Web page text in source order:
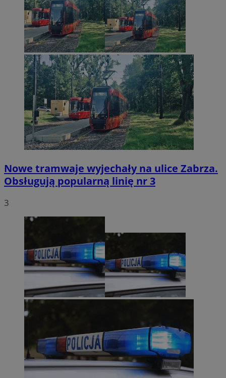
Nowe tramwaje wyjechały na ulice Zabrza.
Obsługują popularną linię nr 3
3